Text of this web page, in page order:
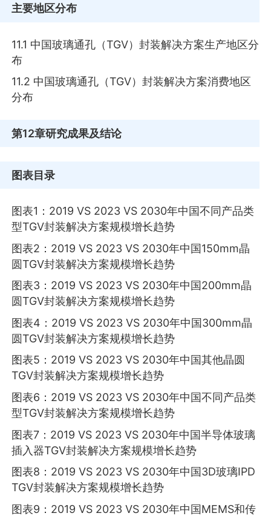
主要地区分布
11.1 中国玻璃通孔（TGV）封装解决方案生产地区分
布
11.2 中国玻璃通孔（TGV）封装解决方案消费地区
分布
第12章研究成果及结论
图表目录
图表1：2019 VS 2023 VS 2030年中国不同产品类
型TGV封装解决方案规模增长趋势
图表2：2019 VS 2023 VS 2030年中国150mm晶
圆TGV封装解决方案规模增长趋势
图表3：2019 VS 2023 VS 2030年中国200mm晶
圆TGV封装解决方案规模增长趋势
图表4：2019 VS 2023 VS 2030年中国300mm晶
圆TGV封装解决方案规模增长趋势
图表5：2019 VS 2023 VS 2030年中国其他晶圆
TGV封装解决方案规模增长趋势
图表6：2019 VS 2023 VS 2030年中国不同产品类
型TGV封装解决方案规模增长趋势
图表7：2019 VS 2023 VS 2030年中国半导体玻璃
插入器TGV封装解决方案规模增长趋势
图表8：2019 VS 2023 VS 2030年中国3D玻璃IPD
TGV封装解决方案规模增长趋势
图表9：2019 VS 2023 VS 2030年中国MEMS和传